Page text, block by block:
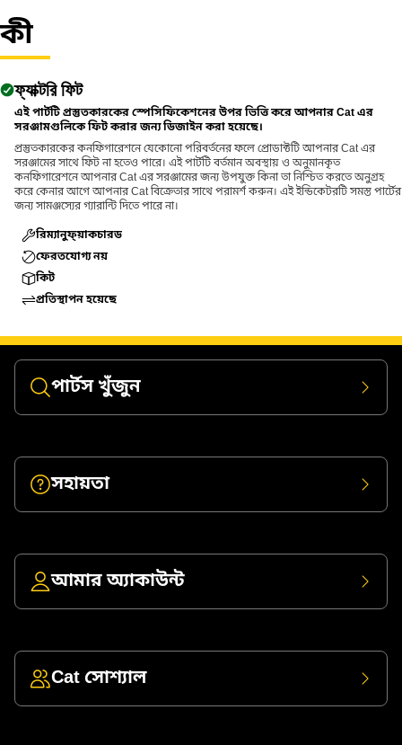
কী
ফ্যাক্টরি ফিট
এই পার্টটি প্রস্তুতকারকের স্পেসিফিকেশনের উপর ভিত্তি করে আপনার Cat এর
সরঞ্জামগুলিকে ফিট করার জন্য ডিজাইন করা হয়েছে।
প্রস্তুতকারকের কনফিগারেশনে যেকোনো পরিবর্তনের ফলে প্রোডাক্টটি আপনার Cat এর
সরঞ্জামের সাথে ফিট না হতেও পারে। এই পার্টটি বর্তমান অবস্থায় ও অনুমানকৃত
কনফিগারেশনে আপনার Cat এর সরঞ্জামের জন্য উপযুক্ত কিনা তা নিশ্চিত করতে অনুগ্রহ
করে কেনার আগে আপনার Cat বিক্রেতার সাথে পরামর্শ করুন। এই ইন্ডিকেটরটি সমস্ত পার্টের
জন্য সামঞ্জস্যের গ্যারান্টি দিতে পারে না।
রিম্যানুফ্য়াকচারড
ফেরতযোগ্য নয়
কিট
প্রতিস্থাপন হয়েছে
পার্টস খুঁজুন
সহায়তা
আমার অ্যাকাউন্ট
Cat সোশ্যাল